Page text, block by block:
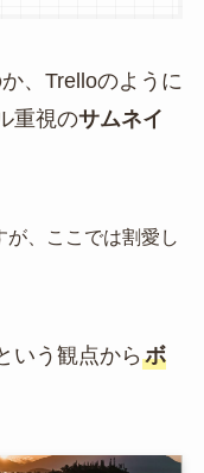
、Trelloのように
重視のサムネイ
、ここでは割愛し
いう観点から ボ